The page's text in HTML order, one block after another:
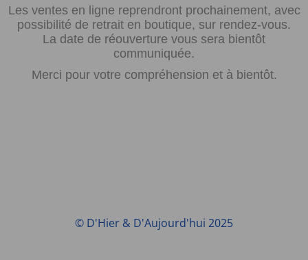
Les ventes en ligne reprendront prochainement, avec
possibilité de retrait en boutique, sur rendez-vous.
La date de réouverture vous sera bientôt
communiquée.
Merci pour votre compréhension et à bientôt.
© D'Hier & D'Aujourd'hui 2025